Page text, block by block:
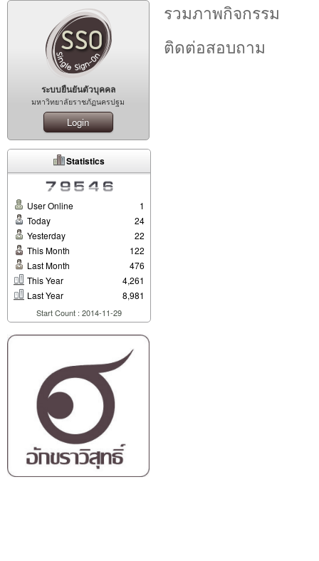
ระบบยืนยันตัวบุคคล
มหาวิทยาลัยราชภัฏนครปฐม
Login
Statistics
User Online
1
Today
24
Yesterday
22
This Month
122
Last Month
476
This Year
4,261
Last Year
8,981
Start Count : 2014-11-29
รวมภาพกิจกรรม
ติดต่อสอบถาม